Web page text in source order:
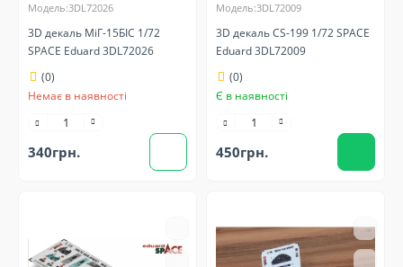
Модель:3DL72026
3D декаль МіГ-15БІС 1/72
SPACE Eduard 3DL72026
(0)
Немає в наявності
340грн.
Модель:3DL72009
3D декаль CS-199 1/72 SPACE
Eduard 3DL72009
(0)
Є в наявності
450грн.